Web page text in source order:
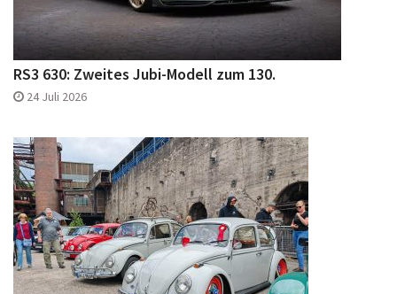
RS3 630: Zweites Jubi-Modell zum 130.
24 Juli 2026